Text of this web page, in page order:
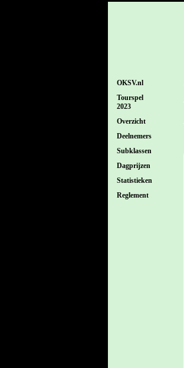
OKSV.nl
Tourspel
2023
Overzicht
Deelnemers
Subklassen
Dagprijzen
Statistieken
Reglement